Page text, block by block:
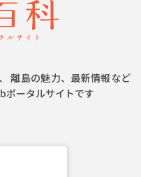
離島の魅力、最新情報など
ポータルサイトです